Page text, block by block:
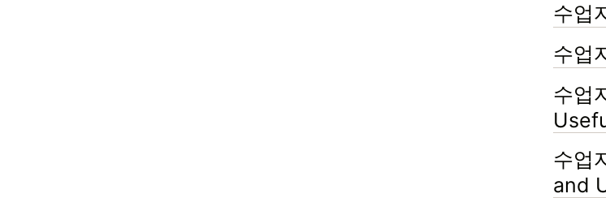
수업
수업
수업
수업
and